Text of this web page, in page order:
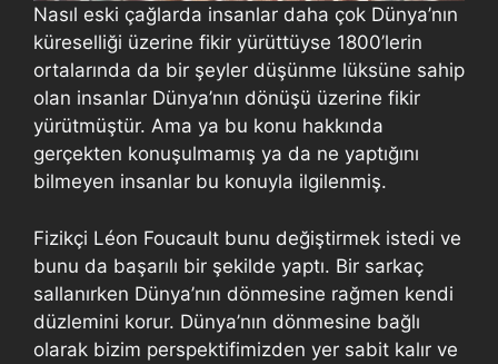
Nasıl eski çağlarda insanlar daha çok Dünya’nın
küreselliği üzerine fikir yürüttüyse 1800’lerin
ortalarında da bir şeyler düşünme lüksüne sahip
olan insanlar Dünya’nın dönüşü üzerine fikir
yürütmüştür. Ama ya bu konu hakkında
gerçekten konuşulmamış ya da ne yaptığını
bilmeyen insanlar bu konuyla ilgilenmiş.
Fizikçi Léon Foucault bunu değiştirmek istedi ve
bunu da başarılı bir şekilde yaptı. Bir sarkaç
sallanırken Dünya’nın dönmesine rağmen kendi
düzlemini korur. Dünya’nın dönmesine bağlı
olarak bizim perspektifimizden yer sabit kalır ve